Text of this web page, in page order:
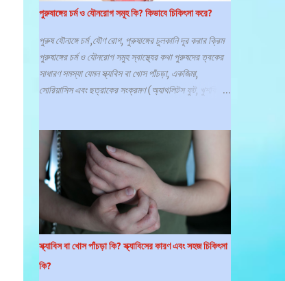
পুরুষাঙ্গের চর্ম ও যৌনরোগ সমূহ কি? কিভাবে চিকিৎসা করে?
পুরুষ যৌনাঙ্গে চর্ম ,যৌণ রোগ, পুরুষাঙ্গের চুলকানি দূর করার ক্রিম
পুরুষাঙ্গের চর্ম ও যৌনরোগ সমুহ স্বাস্থ্যের কথা পুরুষদের ত্বকের
সাধারণ সমস্যা যেমন স্ক্যবিস বা খোস পাঁচড়া, একজিমা,
সোরিয়াসিস এবং ছত্রাকের সংক্রমণ (অ্যাথলিটস ফুট, খুশকি)
কাছে যাওয়া প্রয়োজন। পুরুষের যৌনাঙ্গের চামড়া বা ত্বক
সমস্যাগুলির জন্য একটি সাধারণ জায়গা কিন্তু বিব্রত হওয়ার
কারণে বা কোথায় সর্বোত্তম পরামর্শ পাবেন তা না জানার কারণে
প্রায়শই সাহায্য চাইতে বিলম্ব হয়। যৌনাঙ্গের ত্বকের অবস্থা
শরীরের অন্য কোথাও ত্বককে প্রভাবিত করে এমন একটি সাধারণ
ত্বকের অবস্থার অংশ হতে পারে (যেমন সোরিয়াসিস এবং
একজিমা ) বা যৌনাঙ্গের ত্বকের জন্য নির্দিষ্ট হতে পারে (যেমন
লাইকেন স্ক্লেরোসাস)। যৌনাঙ্গের চর্মরোগ বেশিরভাগ ই হলো
একটি সংক্রমন, যা একজন রোগীকে শারীরিক ও মানসিকভাবে
স্ক্যাবিস বা খোস পাঁচড়া কি? স্ক্যাবিসের কারণ এবং সহজ চিকিৎসা
কি?